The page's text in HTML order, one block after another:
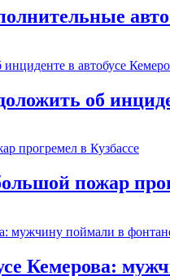
об
пожар
Кемерова: